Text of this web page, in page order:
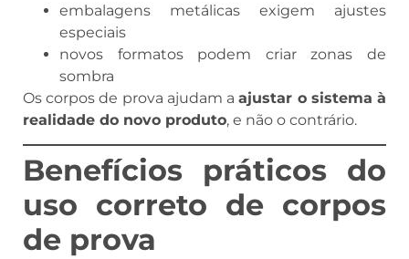
embalagens metálicas exigem ajustes
especiais
novos formatos podem criar zonas de
sombra
Os corpos de prova ajudam aajustar o sistema à
realidade do novo produto, e não o contrário.
Benefícios práticos do
uso correto de corpos
de prova